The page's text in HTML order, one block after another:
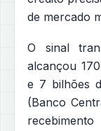
de mercado
O sinal
alcançou
e 7 bilhões
(Banco